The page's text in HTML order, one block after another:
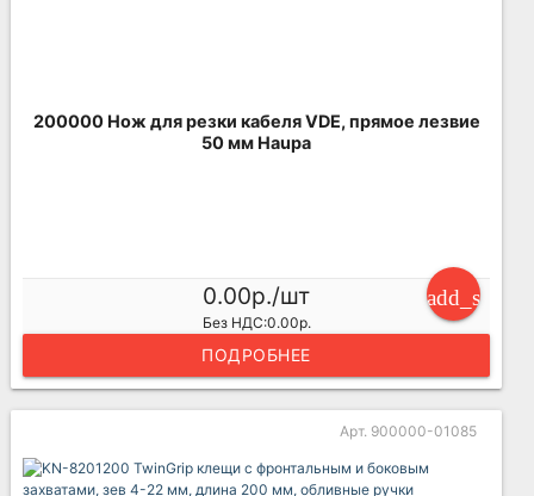
200000 Нож для резки кабеля VDE, прямое лезвие
50 мм Haupa
0.00р./шт
Без НДС:0.00р.
ПОДРОБНЕЕ
Арт. 900000-01085